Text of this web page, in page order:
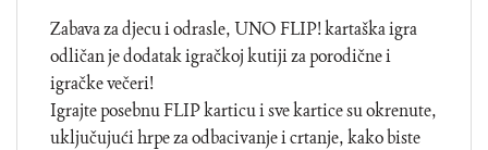
Zabava za djecu i odrasle, UNO FLIP! kartaška igra
odličan je dodatak igračkoj kutiji za porodične i
igračke večeri!
Igrajte posebnu FLIP karticu i sve kartice su okrenute,
uključujući hrpe za odbacivanje i crtanje, kako biste